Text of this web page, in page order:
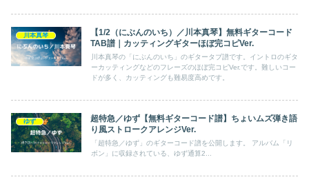
川本真琴
【1/2（にぶんのいち）／川本真琴】無料ギターコード
TAB譜｜カッティングギターほぼ完コピVer.
川本真琴の「にぶんのいち」のギタータブ譜です。イントロのギタ
ーカッティングなどのフレーズのほぼ完コピVer.です。難しいコー
ドが多く、カッティングも難易度高めです。
ゆず
超特急／ゆず【無料ギターコード譜】ちょいムズ弾き語
り風ストロークアレンジVer.
「超特急／ゆず」のギターコード譜を公開します。 アルバム「リ
ボン」に収録されている、ゆず通算2...